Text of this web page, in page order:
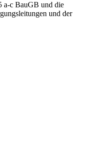
a-c BauGB und die
und der